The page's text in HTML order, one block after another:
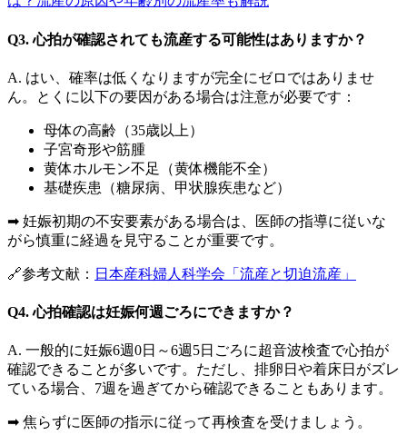
Q3. 心拍が確認されても流産する可能性はありますか？
A. はい、確率は低くなりますが完全にゼロではありませ
ん。とくに以下の要因がある場合は注意が必要です：
母体の高齢（35歳以上）
子宮奇形や筋腫
黄体ホルモン不足（黄体機能不全）
基礎疾患（糖尿病、甲状腺疾患など）
➡ 妊娠初期の不安要素がある場合は、医師の指導に従いな
がら慎重に経過を見守ることが重要です。
🔗参考文献： 日本産科婦人科学会「流産と切迫流産」
Q4. 心拍確認は妊娠何週ごろにできますか？
A. 一般的に妊娠6週0日～6週5日ごろに超音波検査で心拍が
確認できることが多いです。ただし、排卵日や着床日がズレ
ている場合、7週を過ぎてから確認できることもあります。
➡ 焦らずに医師の指示に従って再検査を受けましょう。